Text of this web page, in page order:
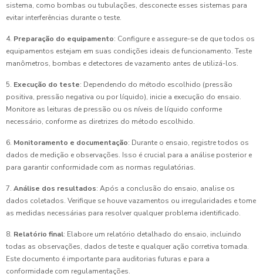
sistema, como bombas ou tubulações, desconecte esses sistemas para
evitar interferências durante o teste.
4. Preparação do equipamento: Configure e assegure-se de que todos os
equipamentos estejam em suas condições ideais de funcionamento. Teste
manômetros, bombas e detectores de vazamento antes de utilizá-los.
5. Execução do teste: Dependendo do método escolhido (pressão
positiva, pressão negativa ou por líquido), inicie a execução do ensaio.
Monitore as leituras de pressão ou os níveis de líquido conforme
necessário, conforme as diretrizes do método escolhido.
6. Monitoramento e documentação: Durante o ensaio, registre todos os
dados de medição e observações. Isso é crucial para a análise posterior e
para garantir conformidade com as normas regulatórias.
7. Análise dos resultados: Após a conclusão do ensaio, analise os
dados coletados. Verifique se houve vazamentos ou irregularidades e tome
as medidas necessárias para resolver qualquer problema identificado.
8. Relatório final: Elabore um relatório detalhado do ensaio, incluindo
todas as observações, dados de teste e qualquer ação corretiva tomada.
Este documento é importante para auditorias futuras e para a
conformidade com regulamentações.